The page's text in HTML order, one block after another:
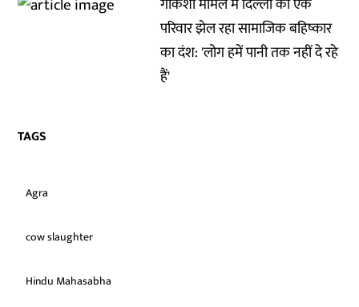
परिवार झेल रहा सामाजिक बहिष्कार
का दंश: 'लोग हमें पानी तक नहीं दे रहे
हैं'
TAGS
Agra
cow slaughter
Hindu Mahasabha